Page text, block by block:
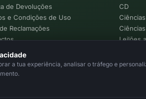
de Devoluções
e Condições de Uso
Reclamações
CD
Leilões
a tua experiência, analisar o tráfego e